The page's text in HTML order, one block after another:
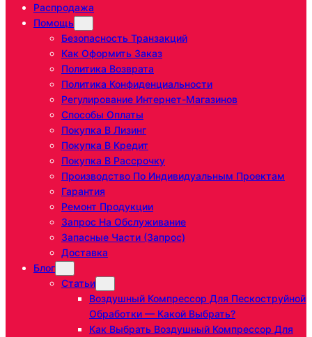
Распродажа
Помощь
Безопасность Транзакций
Как Оформить Заказ
Политика Возврата
Политика Конфиденциальности
Регулирование Интернет-Магазинов
Способы Оплаты
Покупка В Лизинг
Покупка В Кредит
Покупка В Рассрочку
Производство По Индивидуальным Проектам
Гарантия
Ремонт Продукции
Запрос На Обслуживание
Запасные Части (запрос)
Доставка
Блог
Статьи
Воздушный Компрессор Для Пескоструйной
Обработки — Какой Выбрать?
Как Выбрать Воздушный Компрессор Для